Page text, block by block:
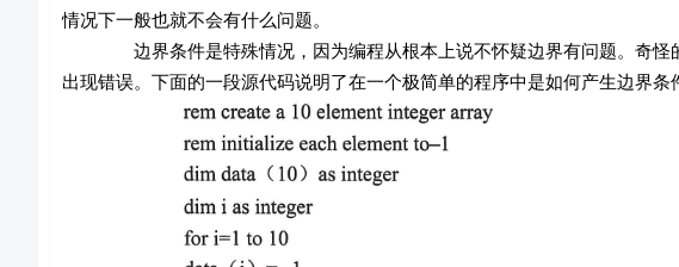
情况下一般也就不会有什么问题。
边界条件是特殊情况，因为编程从根本上说不怀疑边界有问题。奇怪的
出现错误。下面的一段源代码说明了在一个极简单的程序中是如何产生边界条